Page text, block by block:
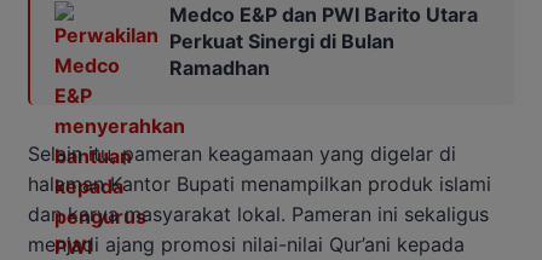
Medco E&P dan PWI Barito Utara
Perkuat Sinergi di Bulan
Ramadhan
Selain itu, pameran keagamaan yang digelar di
halaman Kantor Bupati menampilkan produk islami
dan karya masyarakat lokal. Pameran ini sekaligus
menjadi ajang promosi nilai-nilai Qur’ani kepada